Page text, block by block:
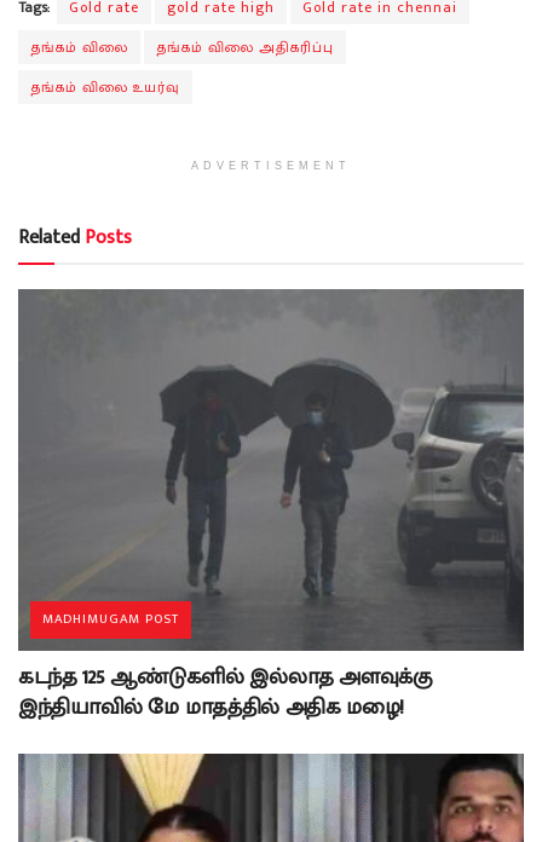
Tags: Gold rate gold rate high
Gold rate in chennai
தங்கம் விலை
தங்கம் விலை அதிகரிப்பு
தங்கம் விலை உயர்வு
ADVERTISEMENT
RelatedPosts
MADHIMUGAM POST
கடந்த 125 ஆண்டுகளில் இல்லாத அளவுக்கு
இந்தியாவில் மே மாதத்தில் அதிக மழை!